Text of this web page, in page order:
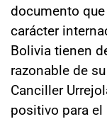
documento
carácter
Bolivia tienen
razonable de
Canciller
positivo para